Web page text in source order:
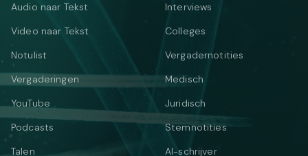
Audio naar Tekst
Video naar Tekst
Notulist
Vergaderingen
YouTube
Podcasts
Talen
Interviews
Colleges
Vergadernotities
Medisch
Juridisch
Stemnotities
AI-schrijver